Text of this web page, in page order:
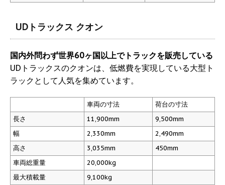
UDトラックス クオン
国内外問わず世界60ヶ国以上でトラックを販売している
UDトラックスのクオンは、低燃費を実現している大型ト
ラックとして人気を集めています。
車両の寸法
荷台の寸法
長さ
11,900mm
9,500mm
幅
2,330mm
2,490mm
高さ
3,035mm
450mm
車両総重量
20,000kg
最大積載量
9,100kg